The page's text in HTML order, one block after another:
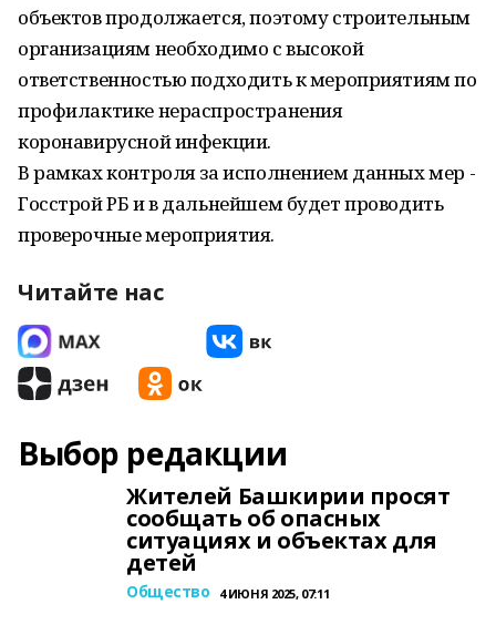
объектов продолжается, поэтому строительным
организациям необходимо с высокой
ответственностью подходить к мероприятиям по
профилактике нераспространения
коронавирусной инфекции.
В рамках контроля за исполнением данных мер -
Госстрой РБ и в дальнейшем будет проводить
проверочные мероприятия.
Читайте нас
Выбор редакции
Жителей Башкирии просят
сообщать об опасных
ситуациях и объектах для
детей
Общество 4 ИЮНЯ 2025, 07:11